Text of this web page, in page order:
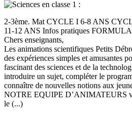
2-3ème. Mat CYCLE I 6-8 ANS
11-12 ANS Infos pratiques
Chers enseignants,
Les animations scientifiques Petits
des expériences simples et amusantes
fascinant des sciences et de la
introduire un sujet, compléter le
connaître de nouvelles notions aux
NOTRE EQUIPE D’ANIMATEURS
le (...)